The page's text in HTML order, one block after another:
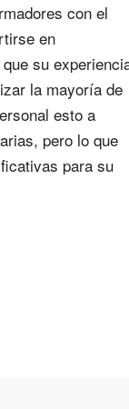
con el
en
su
la mayoría de
esto a
pero lo que
para su